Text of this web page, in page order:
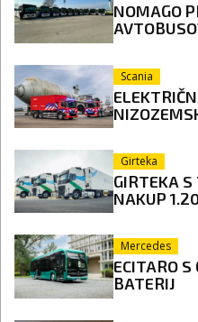
NOMAGO
Scania
Girteka
GIRTEKA
NAKUP
Mercedes
ECITARO S
BATERIJ